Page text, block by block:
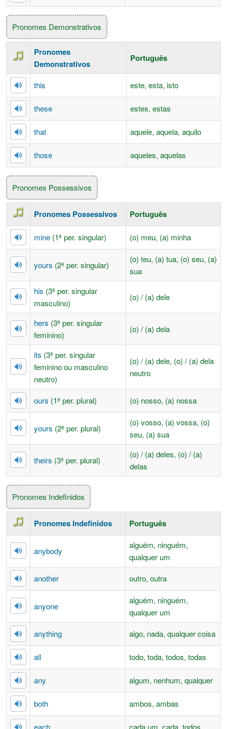
Pronomes Demonstrativos
Pronomes
Demonstrativos
Português
this este, esta, isto
these estes, estas
that aquele, aquela, aquilo
those aqueles, aquelas
Pronomes Possessivos
Pronomes Possessivos Português
mine (1ª per. singular) (o) meu, (a) minha
yours (2ª per. singular)
(o) teu, (a) tua, (o) seu, (a)
sua
his (3ª per. singular
masculino)
(o) / (a) dele
hers (3ª per. singular
feminino)
(o) / (a) dela
its (3ª per. singular
feminino ou masculino
neutro)
(o) / (a) dele, (o) / (a) dela
neutro
ours (1ª per. plural) (o) nosso, (a) nossa
yours (2ª per. plural)
(o) vosso, (a) vossa, (o)
seu, (a) sua
theirs (3ª per. plural)
(o) / (a) deles, (o) / (a)
delas
Pronomes Indefinidos
Pronomes Indefinidos Português
anybody
alguém, ninguém,
qualquer um
another
outro, outra
anyone
alguém, ninguém,
qualquer um
anything
algo, nada, qualquer coisa
all todo, toda, todos, todas
any algum, nenhum, qualquer
both ambos, ambas
each cada um, cada, todos